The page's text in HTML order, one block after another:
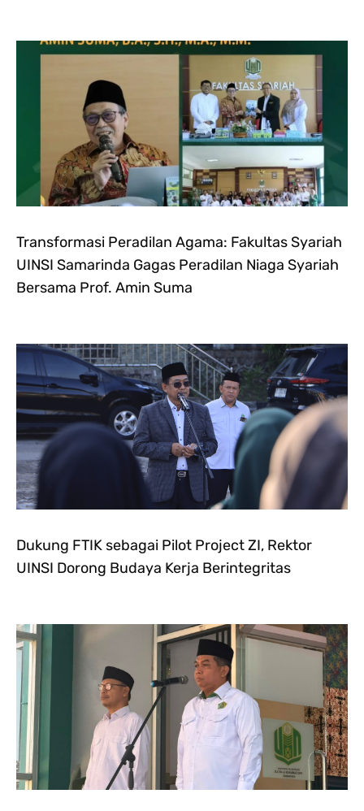
Transformasi Peradilan Agama: Fakultas Syariah
UINSI Samarinda Gagas Peradilan Niaga Syariah
Bersama Prof. Amin Suma
Dukung FTIK sebagai Pilot Project ZI, Rektor
UINSI Dorong Budaya Kerja Berintegritas